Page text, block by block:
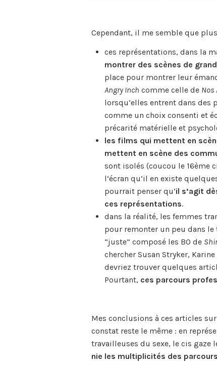
Cependant, il me semble que
ces représentations, dans la
montrer des scènes de
place pour montrer leur
Angry Inch comme celle de Nos
lorsqu’elles entrent dans des
comme un choix consenti et
précarité matérielle et
les films qui mettent en
mettent en scène des
sont isolés (coucou le 16ème
l’écran qu’il en existe
pourrait penser qu’il s’agit
ces représentations.
dans la réalité, les femmes
pour remonter un peu dans le
“juste” composé les BO de
chercher Susan Stryker,
devriez trouver quelques
Pourtant, ces parcours
Mes conclusions à ces articles
constat reste le même : en
travailleuses du sexe, le cis gaze
nie les multiplicités des